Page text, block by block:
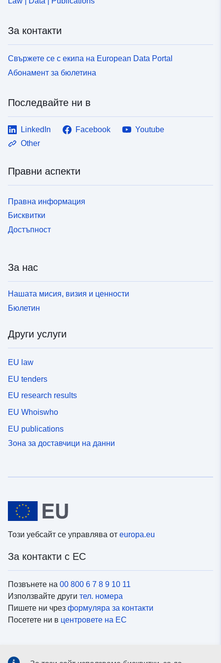
За контакти
Свържете се с екипа на European Data Portal
Абонамент за бюлетина
Последвайте ни в
LinkedIn Facebook
Youtube
Other
Правни аспекти
Правна информация
Бисквитки
Достъпност
За нас
Нашата мисия, визия и ценности
Бюлетин
Други услуги
EU law
EU tenders
EU research results
EU Whoiswho
EU publications
Зона за доставчици на данни
Този уебсайт се управлява от europa.eu
За контакти с ЕС
Позвънете на 00 800 6 7 8 9 10 11
Използвайте други тел. номера
Пишете ни чрез формуляра за контакти
Посетете ни в центровете на ЕС